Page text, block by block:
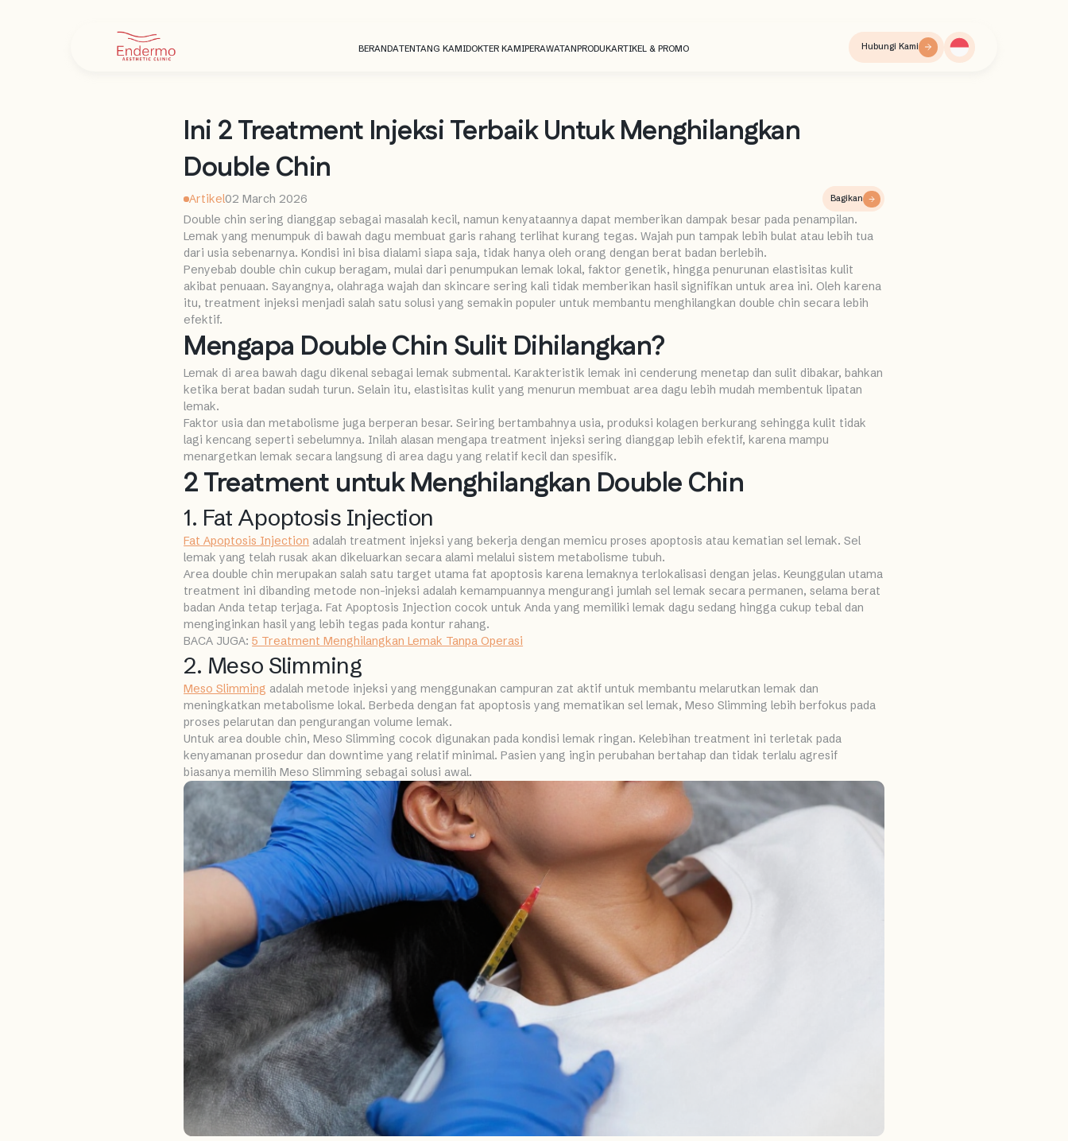
BERANDATENTANG KAMIDOKTER KAMIPERAWATAN PRODUKARTIKEL & PROMO Hubungi Kami
Ini 2 Treatment Injeksi Terbaik Untuk Menghilangkan
Double Chin
Artikel02 March 2026 Bagikan
Double chin sering dianggap sebagai masalah kecil, namun kenyataannya dapat memberikan dampak besar pada penampilan.
Lemak yang menumpuk di bawah dagu membuat garis rahang terlihat kurang tegas. Wajah pun tampak lebih bulat atau lebih tua
dari usia sebenarnya. Kondisi ini bisa dialami siapa saja, tidak hanya oleh orang dengan berat badan berlebih.
Penyebab double chin cukup beragam, mulai dari penumpukan lemak lokal, faktor genetik, hingga penurunan elastisitas kulit
akibat penuaan. Sayangnya, olahraga wajah dan skincare sering kali tidak memberikan hasil signifikan untuk area ini. Oleh karena
itu, treatment injeksi menjadi salah satu solusi yang semakin populer untuk membantu menghilangkan double chin secara lebih
efektif.
Mengapa Double Chin Sulit Dihilangkan?
Lemak di area bawah dagu dikenal sebagai lemak submental. Karakteristik lemak ini cenderung menetap dan sulit dibakar, bahkan
ketika berat badan sudah turun. Selain itu, elastisitas kulit yang menurun membuat area dagu lebih mudah membentuk lipatan
lemak.
Faktor usia dan metabolisme juga berperan besar. Seiring bertambahnya usia, produksi kolagen berkurang sehingga kulit tidak
lagi kencang seperti sebelumnya. Inilah alasan mengapa treatment injeksi sering dianggap lebih efektif, karena mampu
menargetkan lemak secara langsung di area dagu yang relatif kecil dan spesifik.
2 Treatment untuk Menghilangkan Double Chin
1. Fat Apoptosis Injection
Fat Apoptosis Injection adalah treatment injeksi yang bekerja dengan memicu proses apoptosis atau kematian sel lemak. Sel
lemak yang telah rusak akan dikeluarkan secara alami melalui sistem metabolisme tubuh.
Area double chin merupakan salah satu target utama fat apoptosis karena lemaknya terlokalisasi dengan jelas. Keunggulan utama
treatment ini dibanding metode non-injeksi adalah kemampuannya mengurangi jumlah sel lemak secara permanen, selama berat
badan Anda tetap terjaga. Fat Apoptosis Injection cocok untuk Anda yang memiliki lemak dagu sedang hingga cukup tebal dan
menginginkan hasil yang lebih tegas pada kontur rahang.
BACA JUGA:5 Treatment Menghilangkan Lemak Tanpa Operasi
2. Meso Slimming
Meso Slimming adalah metode injeksi yang menggunakan campuran zat aktif untuk membantu melarutkan lemak dan
meningkatkan metabolisme lokal. Berbeda dengan fat apoptosis yang mematikan sel lemak, Meso Slimming lebih berfokus pada
proses pelarutan dan pengurangan volume lemak.
Untuk area double chin, Meso Slimming cocok digunakan pada kondisi lemak ringan. Kelebihan treatment ini terletak pada
kenyamanan prosedur dan downtime yang relatif minimal. Pasien yang ingin perubahan bertahap dan tidak terlalu agresif
biasanya memilih Meso Slimming sebagai solusi awal.